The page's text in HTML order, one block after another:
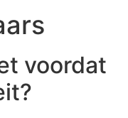
voordat